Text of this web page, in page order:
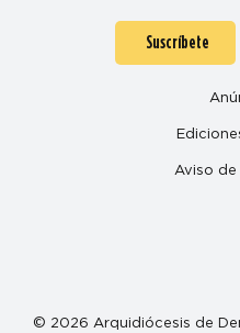
Suscríbete
Aviso
© 2026 Arquidiócesis de